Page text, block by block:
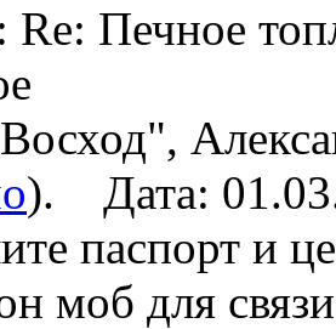
Re: Печное
). Дата:
паспорт и
моб для